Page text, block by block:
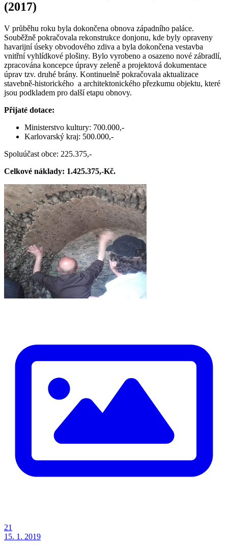
(2017)
V průběhu roku byla dokončena obnova západního paláce.
Souběžně pokračovala rekonstrukce donjonu, kde byly opraveny
havarijní úseky obvodového zdiva a byla dokončena vestavba
vnitřní vyhlídkové plošiny. Bylo vyrobeno a osazeno nové zábradlí,
zpracována koncepce úpravy zeleně a projektová dokumentace
úprav tzv. druhé brány. Kontinuelně pokračovala aktualizace
stavebně-historického a architektonického přezkumu objektu, které
jsou podkladem pro další etapu obnovy.
Přijaté dotace:
Ministerstvo kultury: 700.000,-
Karlovarský kraj: 500.000,-
Spoluúčast obce: 225.375,-
Celkové náklady: 1.425.375,-Kč.
21
15. 1. 2019